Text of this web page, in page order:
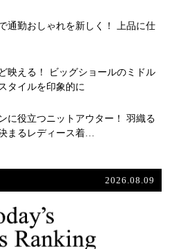
通勤おしゃれを新しく！ 上品に仕
映える！ ビッグショールのミドル
タイルを印象的に
に役立つニットアウター！ 羽織る
まるレディース着…
2026.08.09